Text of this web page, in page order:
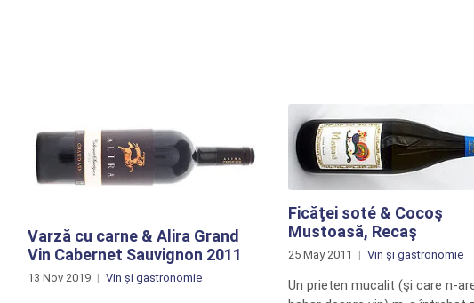
Varză cu carne & Alira Grand
Vin Cabernet Sauvignon 2011
13 Nov 2019 Vin și gastronomie
Ficăţei soté & Cocoş
Mustoasă, Recaş
25 May 2011 Vin și gastronomie
Un prieten mucalit (şi care n-